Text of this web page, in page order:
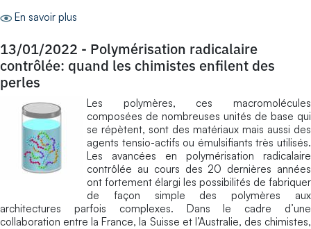
En savoir plus
13/01/2022 - Polymérisation radicalaire
contrôlée: quand les chimistes enfilent des
perles
Les polymères, ces macromolécules
composées de nombreuses unités de base qui
se répètent, sont des matériaux mais aussi des
agents tensio-actifs ou émulsifiants très utilisés.
Les avancées en polymérisation radicalaire
contrôlée au cours des 20 dernières années
ont fortement élargi les possibilités de fabriquer
de façon simple des polymères aux
architectures parfois complexes. Dans le cadre d’une
collaboration entre la France, la Suisse et l’Australie, des chimistes,